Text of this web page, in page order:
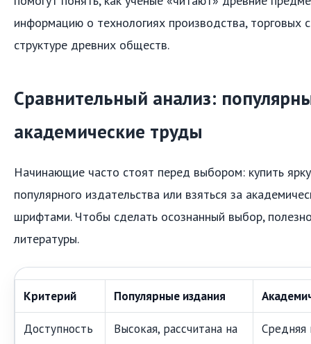
информацию о технологиях производства, торговых
структуре древних обществ.
Сравнительный анализ:
академические труды
Начинающие часто стоят перед выбором: купить
популярного издательства или взяться за
шрифтами. Чтобы сделать осознанный выбор,
литературы.
Критерий Популярные издания
Доступность
Высокая, рассчитана на
Средняя